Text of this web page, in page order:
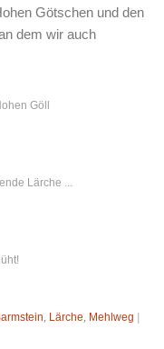
Götschen und den
dem wir auch
Göll
Lärche ...
, Lärche, Mehlweg